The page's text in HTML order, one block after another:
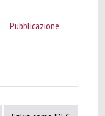
Pubblicazione